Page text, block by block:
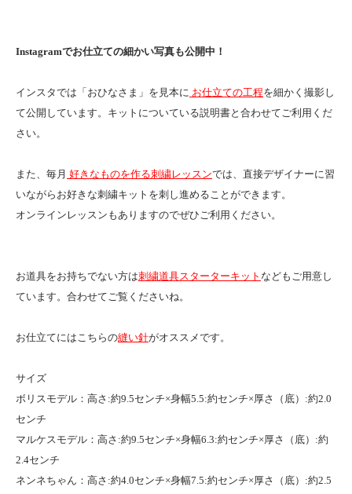
Instagramでお仕立ての細かい写真も公開中！
インスタでは「おひなさま」を見本に お仕立ての工程を細かく撮影し
て公開しています。キットについている説明書と合わせてご利用くだ
さい。
また、毎月 好きなものを作る刺繍レッスンでは、直接デザイナーに習
いながらお好きな刺繍キットを刺し進めることができます。
オンラインレッスンもありますのでぜひご利用ください。
お道具をお持ちでない方は刺繍道具スターターキット などもご用意し
ています。合わせてご覧くださいね。
お仕立てにはこちらの縫い針がオススメです。
サイズ
ボリスモデル：高さ:約9.5センチ×身幅5.5:約センチ×厚さ（底）:約2.0
センチ
マルケスモデル：高さ:約9.5センチ×身幅6.3:約センチ×厚さ（底）:約
2.4センチ
ネンネちゃん：高さ:約4.0センチ×身幅7.5:約センチ×厚さ（底）:約2.5